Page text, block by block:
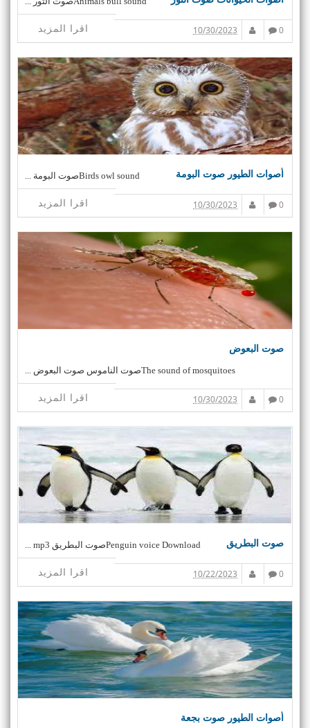
اقرا المزيد 0
10/30/2023
أصوات الطيور صوت البومة Birds owl soundصوت البومة ...
اقرا المزيد 0
10/30/2023
صوت البعوض
The sound of mosquitoesصوت الناموس صوت البعوض ...
اقرا المزيد 0
10/30/2023
صوت البطريق Penguin voice Downloadصوت البطريق mp3 ...
اقرا المزيد 0
10/22/2023
أصوات الطيور صوت بجعة